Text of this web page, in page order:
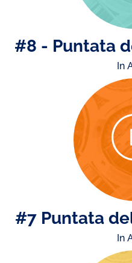
In
#7 Puntata
In